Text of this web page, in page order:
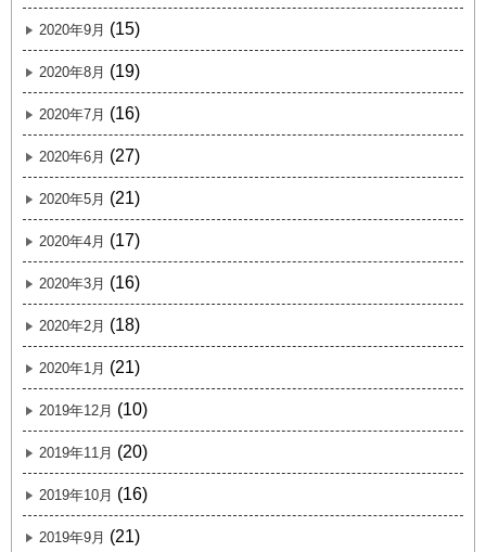
2020年9月 (15)
2020年8月 (19)
2020年7月 (16)
2020年6月 (27)
2020年5月 (21)
2020年4月 (17)
2020年3月 (16)
2020年2月 (18)
2020年1月 (21)
2019年12月 (10)
2019年11月 (20)
2019年10月 (16)
2019年9月 (21)